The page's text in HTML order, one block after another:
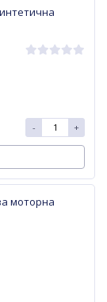
- +